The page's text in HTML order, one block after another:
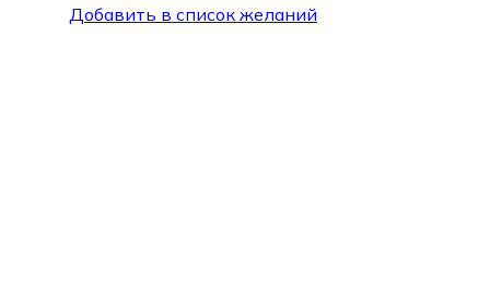
Добавить в список желаний